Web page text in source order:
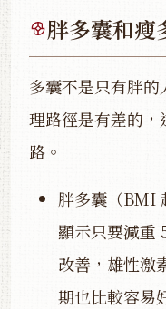
胖多囊和瘦
多囊不是只有胖
理路徑是有差的
路。
胖多囊（BMI
顯示只要減重
改善，雄性激
期也比較容易